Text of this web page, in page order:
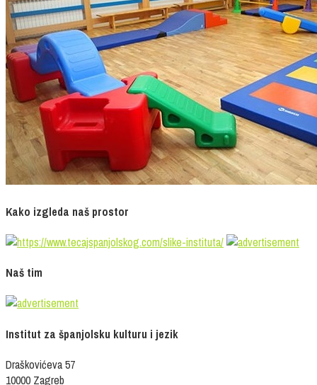
Kako izgleda naš prostor
Naš tim
Institut za španjolsku kulturu i jezik
Draškovićeva 57
10000 Zagreb